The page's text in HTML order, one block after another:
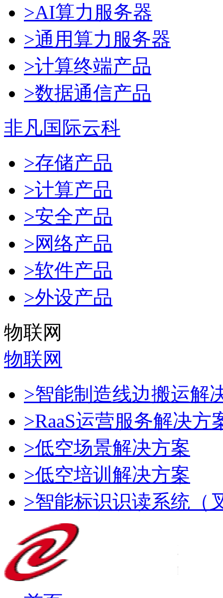
>AI算力服务器
>通用算力服务器
>计算终端产品
>数据通信产品
非凡国际云科
>存储产品
>计算产品
>安全产品
>网络产品
>软件产品
>外设产品
物联网
物联网
>智能制造线边搬运解
>RaaS运营服务解决方
>低空场景解决方案
>低空培训解决方案
>智能标识识读系统（